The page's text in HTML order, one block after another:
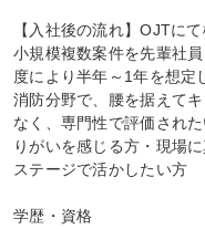
【入社後の流れ】OJTに
小規模複数案件を先輩社
度により半年～1年を想定
消防分野で、腰を据えて
なく、専門性で評価され
りがいを感じる方・現場
ステージで活かしたい方
学歴・資格